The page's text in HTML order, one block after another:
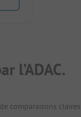
l’ADAC.
comparaisons